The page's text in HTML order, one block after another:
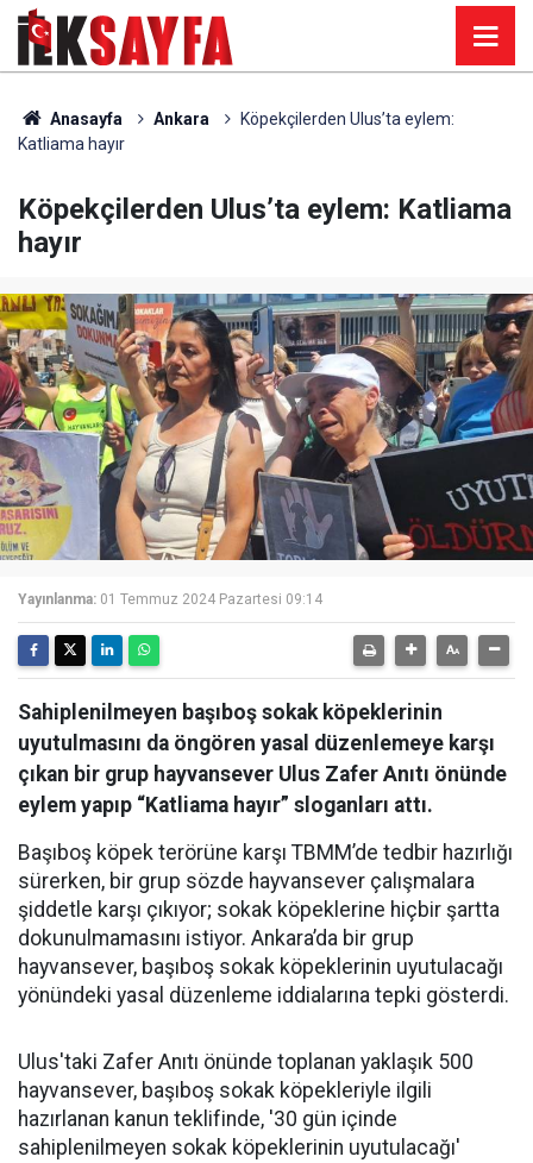
Anasayfa Ankara
Köpekçilerden Ulus’ta eylem:
Katliama hayır
Köpekçilerden Ulus’ta eylem: Katliama
hayır
Yayınlanma: 01 Temmuz 2024 Pazartesi 09:14
Sahiplenilmeyen başıboş sokak köpeklerinin
uyutulmasını da öngören yasal düzenlemeye karşı
çıkan bir grup hayvansever Ulus Zafer Anıtı önünde
eylem yapıp “Katliama hayır” sloganları attı.
Başıboş köpek terörüne karşı TBMM’de tedbir hazırlığı
sürerken, bir grup sözde hayvansever çalışmalara
şiddetle karşı çıkıyor; sokak köpeklerine hiçbir şartta
dokunulmamasını istiyor. Ankara’da bir grup
hayvansever, başıboş sokak köpeklerinin uyutulacağı
yönündeki yasal düzenleme iddialarına tepki gösterdi.
Ulus'taki Zafer Anıtı önünde toplanan yaklaşık 500
hayvansever, başıboş sokak köpekleriyle ilgili
hazırlanan kanun teklifinde, '30 gün içinde
sahiplenilmeyen sokak köpeklerinin uyutulacağı'